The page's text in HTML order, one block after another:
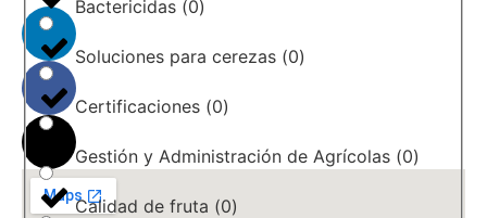
Bactericidas (0)
Soluciones para cerezas (0)
Certificaciones (0)
Gestión y Administración de Agrícolas (0)
Calidad de fruta (0)